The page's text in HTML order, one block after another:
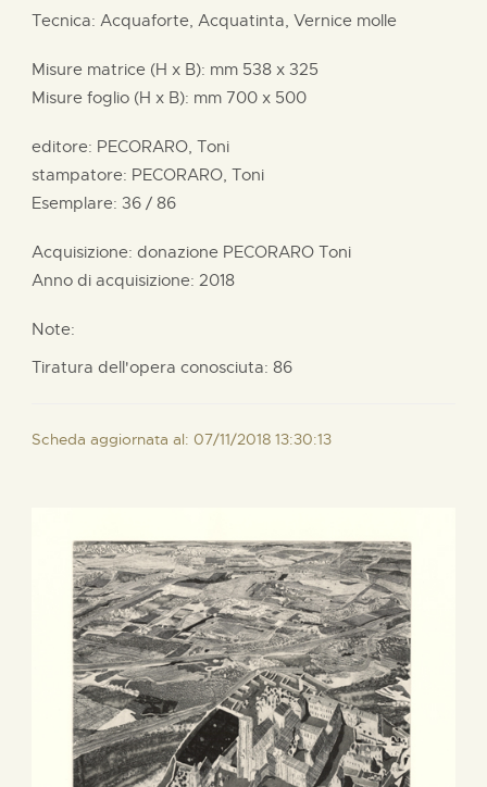
Tecnica: Acquaforte, Acquatinta, Vernice molle
Misure matrice (H x B): mm 538 x 325
Misure foglio (H x B): mm 700 x 500
editore: PECORARO, Toni
stampatore: PECORARO, Toni
Esemplare: 36 / 86
Acquisizione: donazione PECORARO Toni
Anno di acquisizione: 2018
Note:
Tiratura dell'opera conosciuta: 86
Scheda aggiornata al: 07/11/2018 13:30:13